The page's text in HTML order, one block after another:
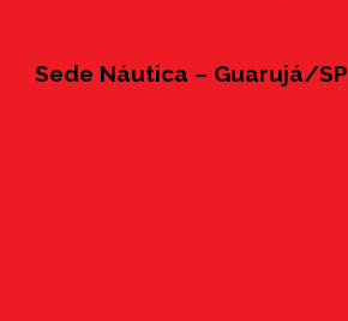
Sede Náutica – Guarujá/SP